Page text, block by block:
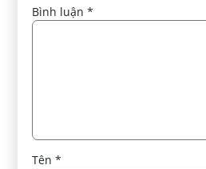
Bình luận*
Tên*